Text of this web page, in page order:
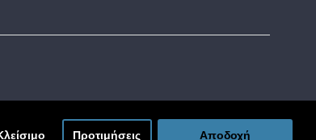
Προτιμήσεις Αποδοχή